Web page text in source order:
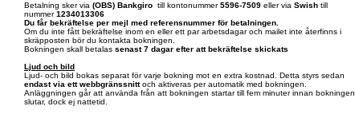
Betalning sker via (OBS) Bankgiro till kontonummer5596-7509 eller via Swish till
nummer1234013306
Du får bekräftelse per mejl med referensnummer för betalningen.
Om du inte fått bekräftelse inom en eller ett par arbetsdagar och mailet inte återfinns i
skräpposten bör du kontakta bokningen.
Bokningen skall betalas senast 7 dagar efter att bekräftelse skickats
Ljud och bild
Ljud- och bild bokas separat för varje bokning mot en extra kostnad. Detta styrs sedan
endast via ett webbgränssnittoch aktiveras per automatik med bokningen.
Anläggningen går att använda från att bokningen startar till fem minuter innan bokningen
slutar, dock ej nattetid.